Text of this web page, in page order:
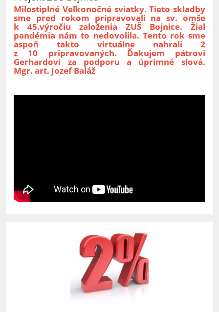
Milostiplné Veľkonočné sviatky. Tieto skladby
sme pred rokom pripravovali na sv. omše
k 45.výročiu založenia ZUŠ Bojnice. Žiaľ
pandémia nám to nedovolila. Tento rok sme
aspoň takto virtuálne nahrali 2
z 10 pripravovaných. Ďakujem pátrovi
Gerhardovi za podporu a úprimné slová.
Mgr. art. Jozef Baláž